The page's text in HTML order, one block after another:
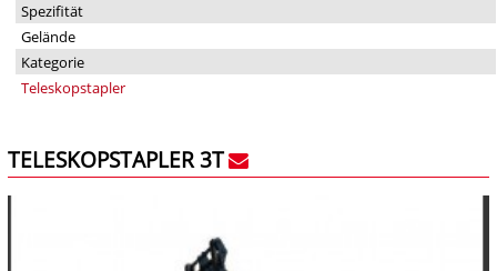
Spezifität
Gelände
Kategorie
Teleskopstapler
TELESKOPSTAPLER 3T